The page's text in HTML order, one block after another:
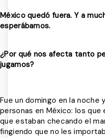
México quedó fuera. Y a
esperábamos.
¿Por qué nos afecta tanto
jugamos?
Fue un domingo en la
personas en México: los
que estaban checando el
fingiendo que no les